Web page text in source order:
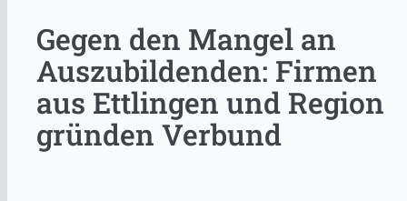
Gegen den Mangel an
Auszubildenden: Firmen
aus Ettlingen und Region
gründen Verbund